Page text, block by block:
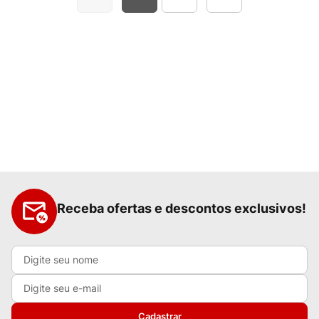
Receba ofertas e descontos exclusivos!
Cadastrar